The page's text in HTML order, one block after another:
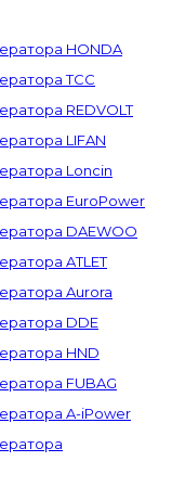
HONDA
ТСС
REDVOLT
LIFAN
Loncin
EuroPower
DAEWOO
ATLET
Aurora
DDE
HND
FUBAG
A-iPower